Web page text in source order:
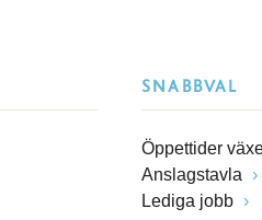
SNABBVAL
Öppettider
Anslagstavla
Lediga jobb